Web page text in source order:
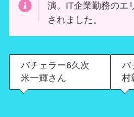
演。IT企業勤務のエ
されました。
バチェラー6久次
米一輝さん
バ
村